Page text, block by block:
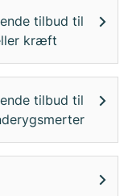
tilbud til
kræft
tilbud til